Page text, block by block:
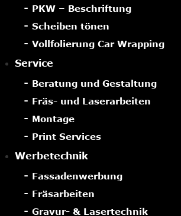
PKW – Beschriftung
Scheiben tönen
Vollfolierung Car Wrapping
Service
Beratung und Gestaltung
Fräs- und Laserarbeiten
Montage
Print Services
Werbetechnik
Fassadenwerbung
Fräsarbeiten
Gravur- & Lasertechnik